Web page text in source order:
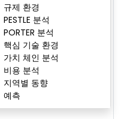
규제 환경
PESTLE 분석
PORTER 분석
핵심 기술 환경
가치 체인 분석
비용 분석
지역별 동향
예측